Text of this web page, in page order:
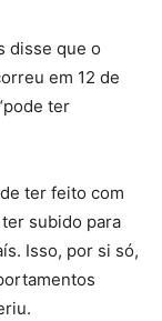
disse que o
em 12 de
ter
ter feito com
subido para
Isso, por si só,